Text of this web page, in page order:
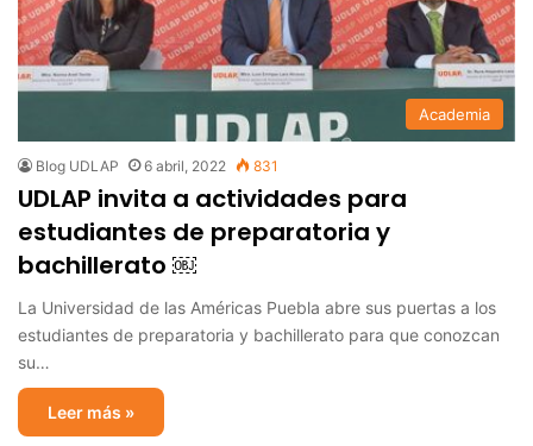
Academia
Blog UDLAP 6 abril, 2022 831
UDLAP invita a actividades para
estudiantes de preparatoria y
bachillerato ￼
La Universidad de las Américas Puebla abre sus puertas a los
estudiantes de preparatoria y bachillerato para que conozcan
su…
Leer más »